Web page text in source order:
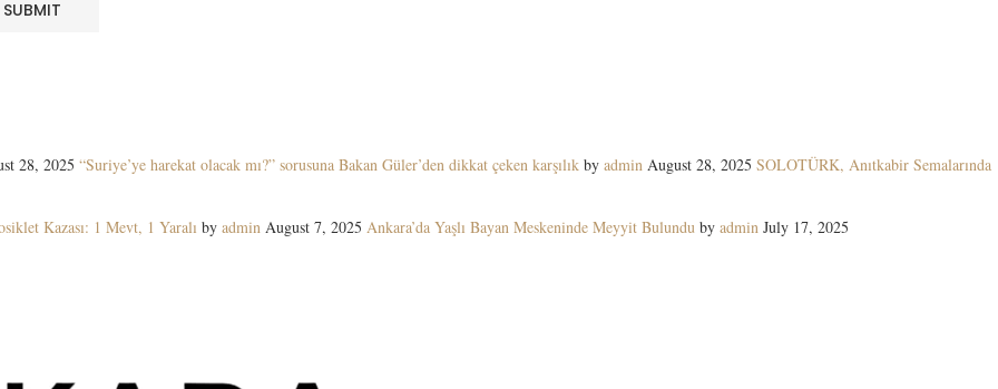
28, 2025 “Suriye’ye harekat olacak mı?” sorusuna Bakan Güler’den dikkat çeken karşılık by admin August 28, 2025 SOLOTÜRK, Anıtkabir Semalarında
Kazası: 1 Mevt, 1 Yaralı by admin August 7, 2025 Ankara’da Yaşlı Bayan Meskeninde Meyyit Bulundu by admin July 17, 2025